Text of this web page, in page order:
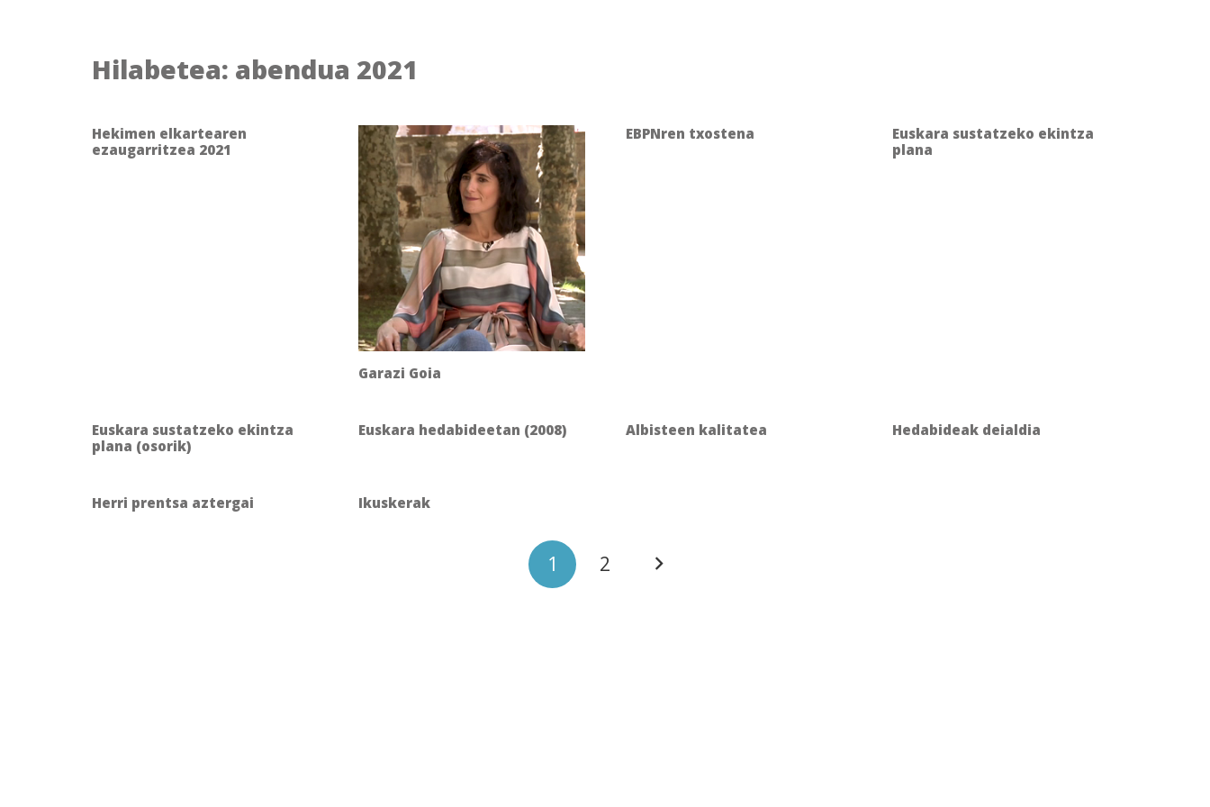
Hilabetea: abendua 2021
Hekimen elkartearen
ezaugarritzea 2021
Garazi Goia
EBPNren txostena
Euskara sustatzeko ekintza
plana
Euskara sustatzeko ekintza
plana (osorik)
Euskara hedabideetan (2008) Albisteen kalitatea Hedabideak deialdia
Herri prentsa aztergai Ikuskerak
1 2